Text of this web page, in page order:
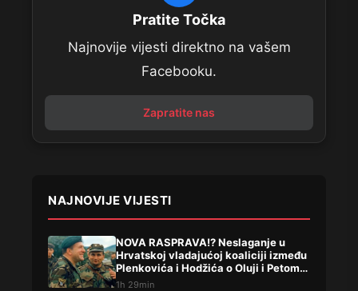
Pratite Točka
Najnovije vijesti direktno na vašem
Facebooku.
Zapratite nas
NAJNOVIJE VIJESTI
NOVA RASPRAVA!? Neslaganje u
Hrvatskoj vladajućoj koaliciji između
Plenkovića i Hodžića o Oluji i Petom
korpusu ARBIH!
1h 29min